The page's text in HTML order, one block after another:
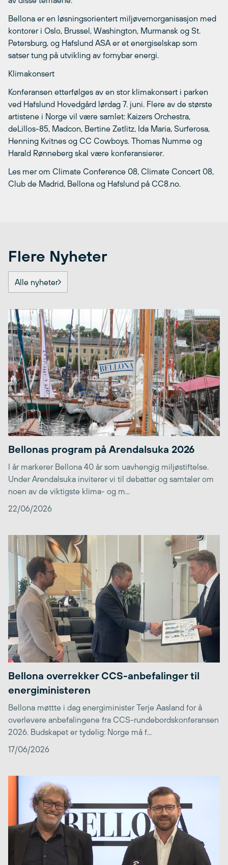
Bellona er en løsningsorientert miljøvernorganisasjon med
kontorer i Oslo, Brussel, Washington, Murmansk og St.
Petersburg, og Hafslund ASA er et energiselskap som
satser tung på utvikling av fornybar energi.
Klimakonsert
Konferansen etterfølges av en stor klimakonsert i parken
ved Hafslund Hovedgård lørdag 7. juni. Flere av de største
artistene i Norge vil være samlet: Kaizers Orchestra,
deLillos-85, Madcon, Bertine Zetlitz, Ida Maria, Surferosa,
Henning Kvitnes og CC Cowboys. Thomas Numme og
Harald Rønneberg skal være konferansierer.
Les mer om Climate Conference 08, Climate Concert 08,
Club de Madrid, Bellona og Hafslund på CC8.no.
Flere Nyheter
Alle nyheter
Bellonas program på Arendalsuka 2026
I år markerer Bellona 40 år som uavhengig miljøstiftelse.
Under Arendalsuka inviterer vi til debatter og samtaler om
noen av de viktigste klima- og m...
22/06/2026
Bellona overrekker CCS-anbefalinger til
energiministeren
Bellona møttte i dag energiminister Terje Aasland for å
overlevere anbefalingene fra CCS-rundebordskonferansen
2026. Budskapet er tydelig: Norge må f...
17/06/2026